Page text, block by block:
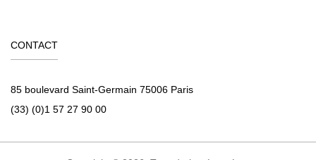
CONTACT
85 boulevard Saint-Germain 75006 Paris
(33) (0)1 57 27 90 00